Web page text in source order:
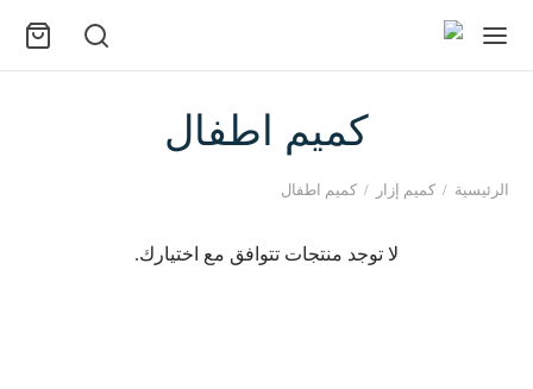
كميم اطفال
الرئيسية / كميم إزار / كميم اطفال
لا توجد منتجات تتوافق مع اختيارك.